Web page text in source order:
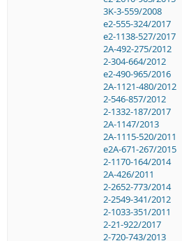
3K-3-559/2008
e2-555-324/2017
e2-1138-527/2017
2A-492-275/2012
2-304-664/2012
e2-490-965/2016
2A-1121-480/2012
2-546-857/2012
2-1332-187/2017
2A-1147/2013
2A-1115-520/2011
e2A-671-267/2015
2-1170-164/2014
2A-426/2011
2-2652-773/2014
2-2549-341/2012
2-1033-351/2011
2-21-922/2017
2-720-743/2013